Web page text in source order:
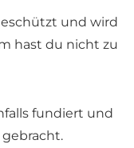
und wird
hast du nicht zu
fundiert und